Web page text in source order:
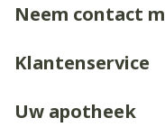
Neem contact
Klantenservice
Uw apotheek